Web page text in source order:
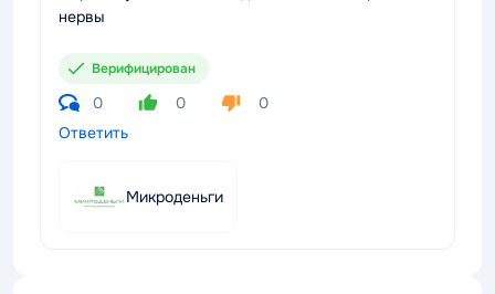
нервы
Верифицирован
0 0
0
Ответить
Микроденьги